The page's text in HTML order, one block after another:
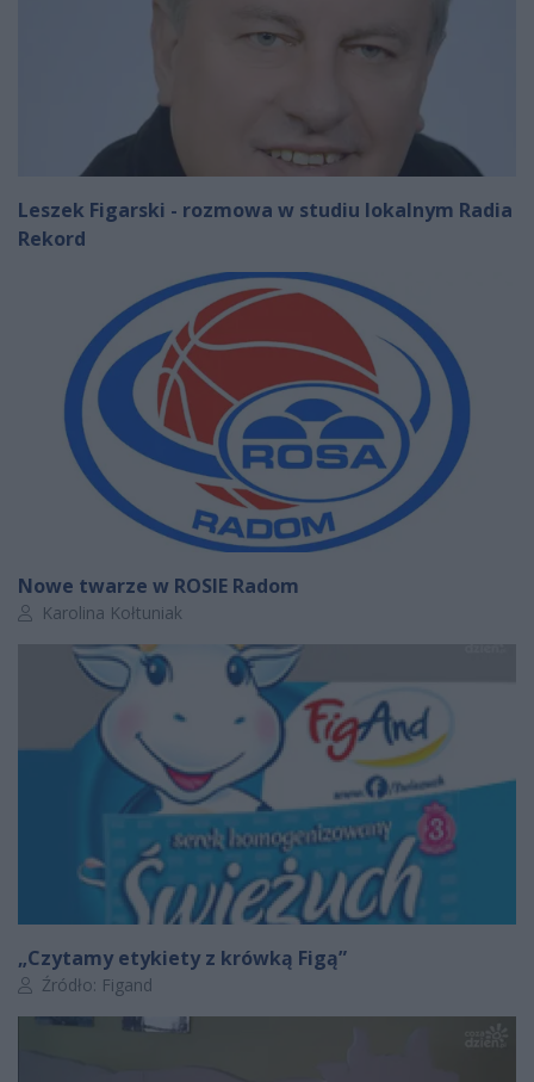
Leszek Figarski - rozmowa w studiu lokalnym Radia
Rekord
Nowe twarze w ROSIE Radom
Autor artykułu:
Karolina Kołtuniak
„Czytamy etykiety z krówką Figą”
Autor artykułu:
Źródło: Figand